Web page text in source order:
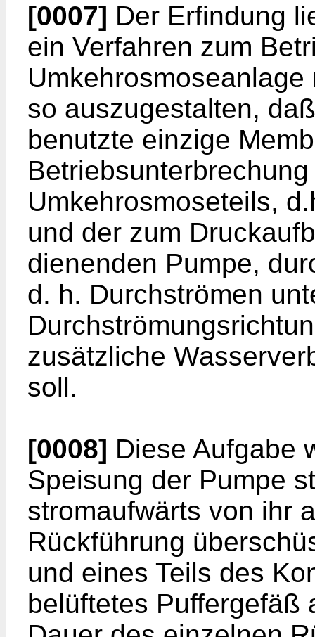
[0007] Der Erfindung
ein Verfahren zum
so auszugestalten,
benutzte einzige
Umkehrosmoseteils,
und der zum
dienenden Pumpe,
d. h. Durchströmen
zusätzliche
soll.
[0008] Diese Aufgabe
Speisung der Pumpe
stromaufwärts von ihr
Rückführung
und eines Teils des
belüftetes Puffergefäß